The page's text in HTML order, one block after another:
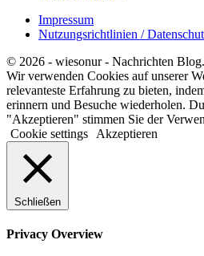
Impressum
Nutzungsrichtlinien /
© 2026 - wiesonur - Nachrichten
Wir verwenden Cookies auf unserer
relevanteste Erfahrung zu bieten,
erinnern und Besuche wiederholen.
"Akzeptieren" stimmen Sie der
Cookie settings
Akzeptieren
Schließen
Privacy Overview